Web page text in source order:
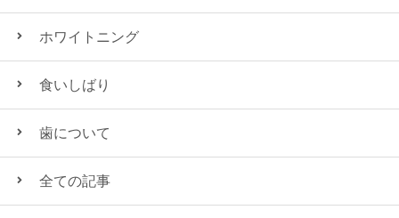
ホワイトニング
食いしばり
歯について
全ての記事